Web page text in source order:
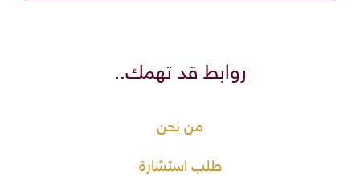
روابط قد تهمك..
من نحن
طلب استشارة